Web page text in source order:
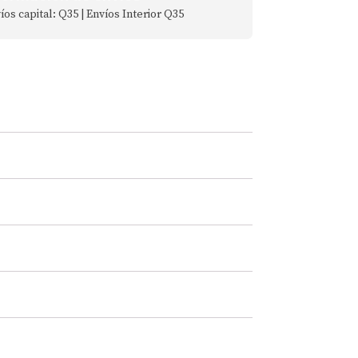
capital: Q35 | Envíos Interior Q35